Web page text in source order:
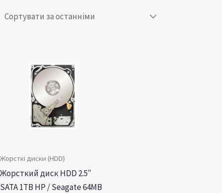
Жорсткі диски (HDD)
Жорсткий диск HDD 2.5″
SATA 1TB HP / Seagate 64MB